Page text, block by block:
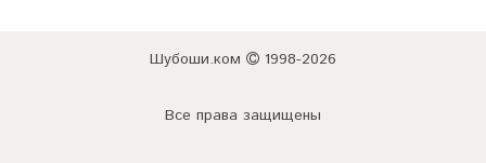
Шубоши.ком 1998-2026
Все права защищены